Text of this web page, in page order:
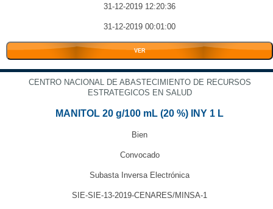
31-12-2019 12:20:36
31-12-2019 00:01:00
VER
CENTRO NACIONAL DE ABASTECIMIENTO DE RECURSOS
ESTRATEGICOS EN SALUD
MANITOL 20 g/100 mL (20 %) INY 1 L
Bien
Convocado
Subasta Inversa Electrónica
SIE-SIE-13-2019-CENARES/MINSA-1